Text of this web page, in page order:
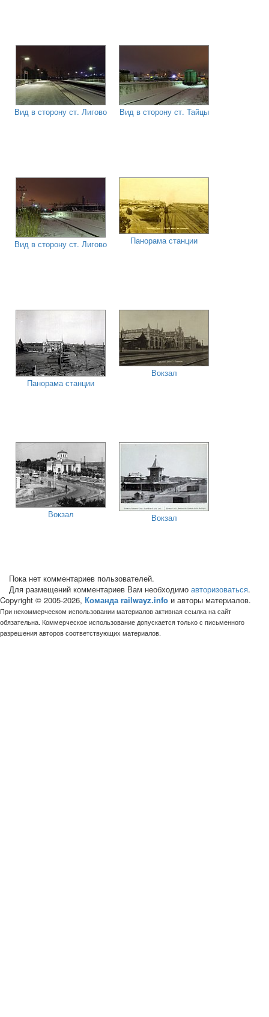
Вид в сторону ст. Лигово Вид в сторону ст. Тайцы
Вид в сторону ст. Лигово Панорама станции
Панорама станции
Вокзал
Вокзал Вокзал
Пока нет комментариев пользователей.
Для размещений комментариев Вам необходимо авторизоваться.
Copyright © 2005-2026, Команда railwayz.info и авторы материалов.
При некоммерческом использовании материалов активная ссылка на сайт
обязательна. Коммерческое использование допускается только с письменного
разрешения авторов соответствующих материалов.